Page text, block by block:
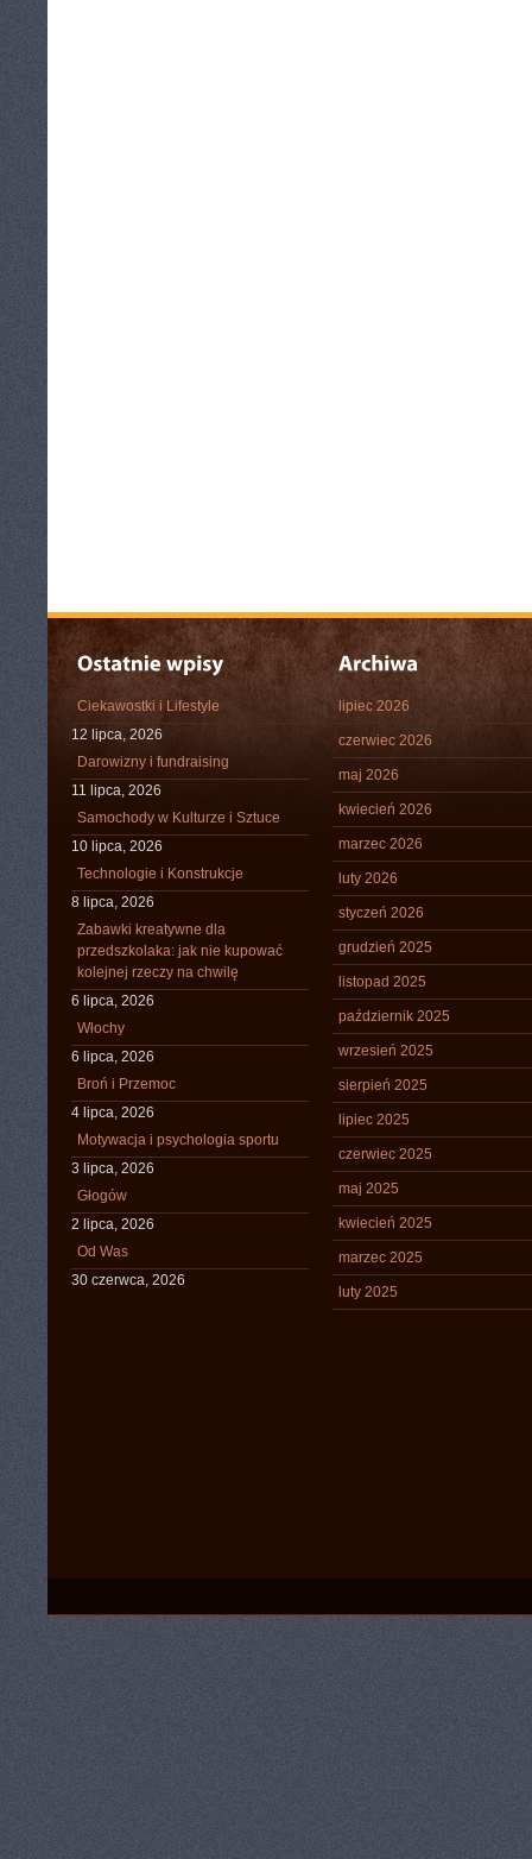
Ciekawostki i Lifestyle
12 lipca, 2026
Darowizny i fundraising
11 lipca, 2026
Samochody w Kulturze i Sztuce
10 lipca, 2026
Technologie i Konstrukcje
8 lipca, 2026
Zabawki kreatywne dla
przedszkolaka: jak nie kupować
kolejnej rzeczy na chwilę
6 lipca, 2026
Włochy
6 lipca, 2026
Broń i Przemoc
4 lipca, 2026
Motywacja i psychologia sportu
3 lipca, 2026
Głogów
2 lipca, 2026
Od Was
30 czerwca, 2026
lipiec 2026
czerwiec 2026
maj 2026
kwiecień 2026
marzec 2026
luty 2026
styczeń 2026
grudzień 2025
listopad 2025
październik 2025
wrzesień 2025
sierpień 2025
lipiec 2025
czerwiec 2025
maj 2025
kwiecień 2025
marzec 2025
luty 2025